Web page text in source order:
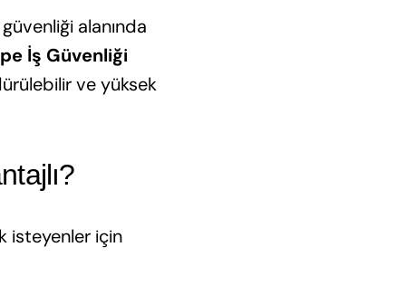
güvenliği alanında
İş Güvenliği
ve yüksek
isteyenler için